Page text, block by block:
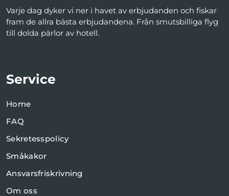
Varje dag dyker vi ner i havet av erbjudanden och fiskar
fram de allra bästa erbjudandena. Från smutsbilliga flyg
till dolda pärlor av hotell.
Service
Home
FAQ
Sekretesspolicy
Småkakor
Ansvarsfriskrivning
Om oss